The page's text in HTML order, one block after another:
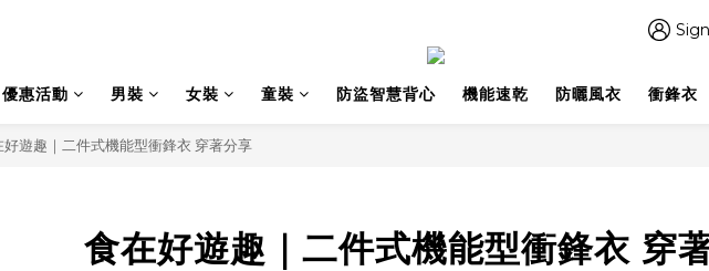
優惠活動 男裝 女裝 童裝 防盜智慧背心 機能速乾 防曬風衣 衝鋒衣
好遊趣｜二件式機能型衝鋒衣 穿著分享
食在好遊趣｜二件式機能型衝鋒衣 穿